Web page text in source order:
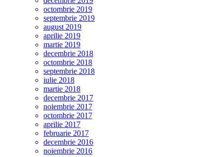
octombrie 2019
septembrie 2019
august 2019
aprilie 2019
martie 2019
decembrie 2018
octombrie 2018
septembrie 2018
iulie 2018
martie 2018
decembrie 2017
noiembrie 2017
octombrie 2017
aprilie 2017
februarie 2017
decembrie 2016
noiembrie 2016